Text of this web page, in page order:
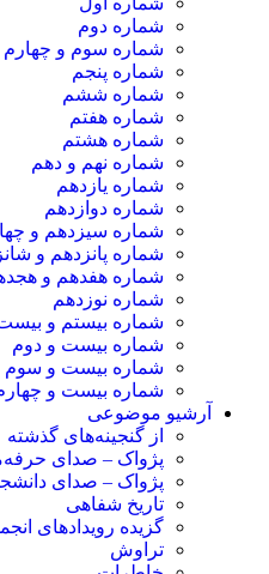
شماره دوم
شماره سوم و چهارم
شماره پنجم
شماره ششم
شماره هفتم
شماره هشتم
شماره نهم و دهم
شماره یازدهم
شماره دوازدهم
شماره سیزدهم و
شماره پانزدهم و
شماره هفدهم و
شماره نوزدهم
شماره بیستم و
شماره بیست و دوم
شماره بیست و سوم
شماره بیست و
آرشیو موضوعی
از گنجینه‌های گذشته
پژواک – صدای
پژواک – صدای
تاریخ شفاهی
گزیده رویدادهای
تراوش